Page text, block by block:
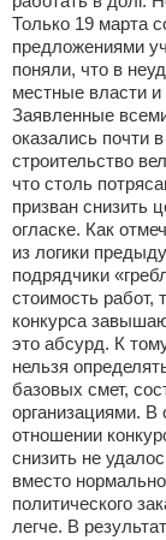
Только 19 марта
предложениями
поняли, что в
местные власти
Заявленные
оказались почти
строительство
что столь
призван снизить
огласке. Как
из логики
подрядчики
стоимость работ,
конкурса
это абсурд. К
нельзя
базовых смет,
организациями.
отношении
снизить не
вместо
политического
легче. В